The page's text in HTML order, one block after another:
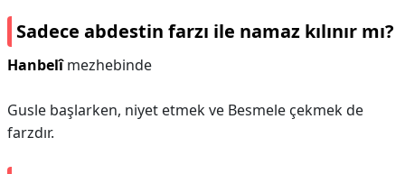
Sadece abdestin farzı ile namaz kılınır mı?
Hanbelîmezhebinde
Gusle başlarken, niyet etmek ve Besmele çekmek de
farzdır.